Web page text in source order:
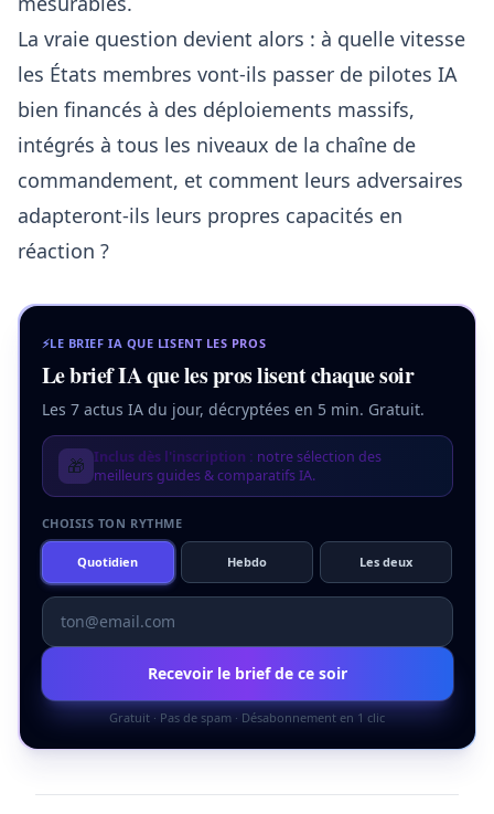
La vraie question devient alors : à quelle vitesse
les États membres vont-ils passer de pilotes IA
bien financés à des déploiements massifs,
intégrés à tous les niveaux de la chaîne de
commandement, et comment leurs adversaires
adapteront-ils leurs propres capacités en
réaction ?
⚡LE BRIEF IA QUE LISENT LES PROS
Le brief IA que les pros lisent chaque soir
Les 7 actus IA du jour, décryptées en 5 min. Gratuit.
🎁 Inclus dès l'inscription : notre sélection des
meilleurs guides & comparatifs IA.
CHOISIS TON RYTHME
Quotidien Hebdo Les deux
Recevoir le brief de ce soir
Gratuit · Pas de spam · Désabonnement en 1 clic